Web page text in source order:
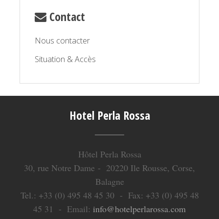
Contact
Nous contacter
Situation & Accès
Hotel Perla Rossa
Hôtel Perla Rossa
30, rue Notre Dame - 20220 Ile Rousse, Corse,
Balagne
Tel.: +33 (0) 495 48 45 30 - Fax: +33 (0) 495 48
45 31 - Email: info@hotelperlarossa.com